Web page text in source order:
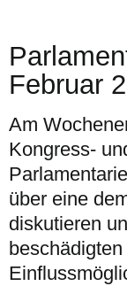
Februar
Am
Kongress-
über eine
diskutieren